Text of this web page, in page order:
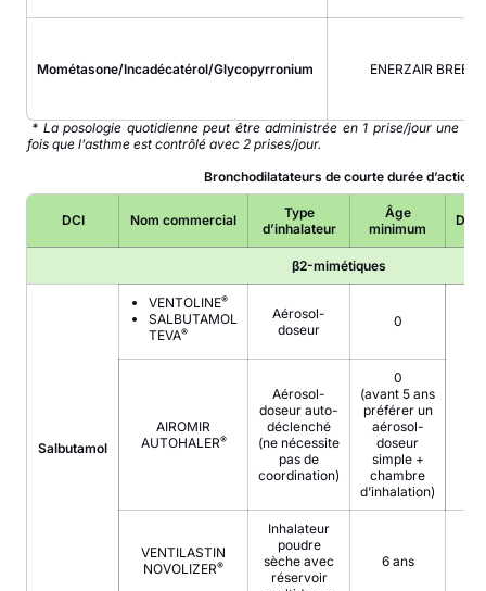
Mométasone/Incadécatérol/Glycopyrronium ENERZAIR
* La posologie quotidienne peut être administrée en 1 prise/jour une
fois que l’asthme est contrôlé avec 2 prises/jour.
Bronchodilatateurs de courte durée d’action
DCI Nom commercial
Type
d’inhalateur
Âge
minimum
β2-mimétiques
Salbutamol
VENTOLINE®
SALBUTAMOL
TEVA®
Aérosol-
doseur
0
AIROMIR
AUTOHALER®
Aérosol-
doseur auto-
déclenché
(ne nécessite
pas de
coordination)
0
(avant 5 ans
préférer un
aérosol-
doseur
simple +
chambre
d’inhalation)
VENTILASTIN
NOVOLIZER®
Inhalateur
poudre
sèche avec
réservoir
6 ans